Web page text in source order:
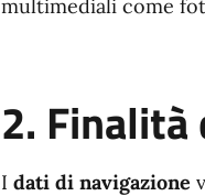
multimediali come
2.
I dati di navigazione